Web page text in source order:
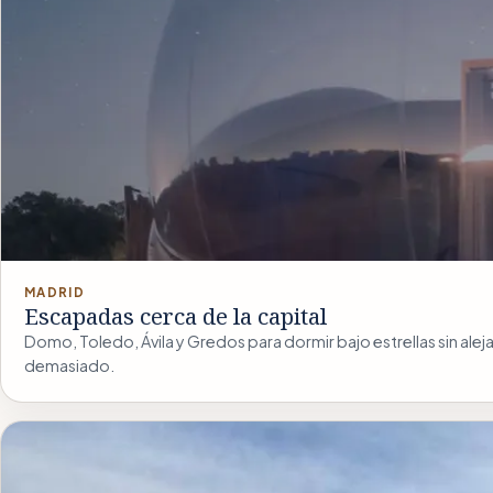
MADRID
Escapadas cerca de la capital
Domo, Toledo, Ávila y Gredos para dormir bajo estrellas sin
demasiado.